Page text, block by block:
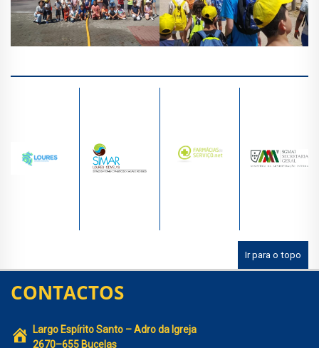
Ir para o topo
CONTACTOS
Largo Espírito Santo – Adro da Igreja
2670–655 Bucelas